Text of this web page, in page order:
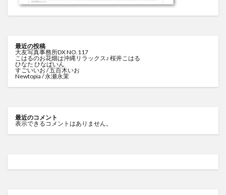
最近の投稿
大友写真事務所DX NO.117
こはるのお花畑は沖縄リラックス♪ 桜井こはる
ひなた ひなぱいん
すごいいお / 五百木いお
Newtopia / 永瀬永茉
最近のコメント
表示できるコメントはありません。